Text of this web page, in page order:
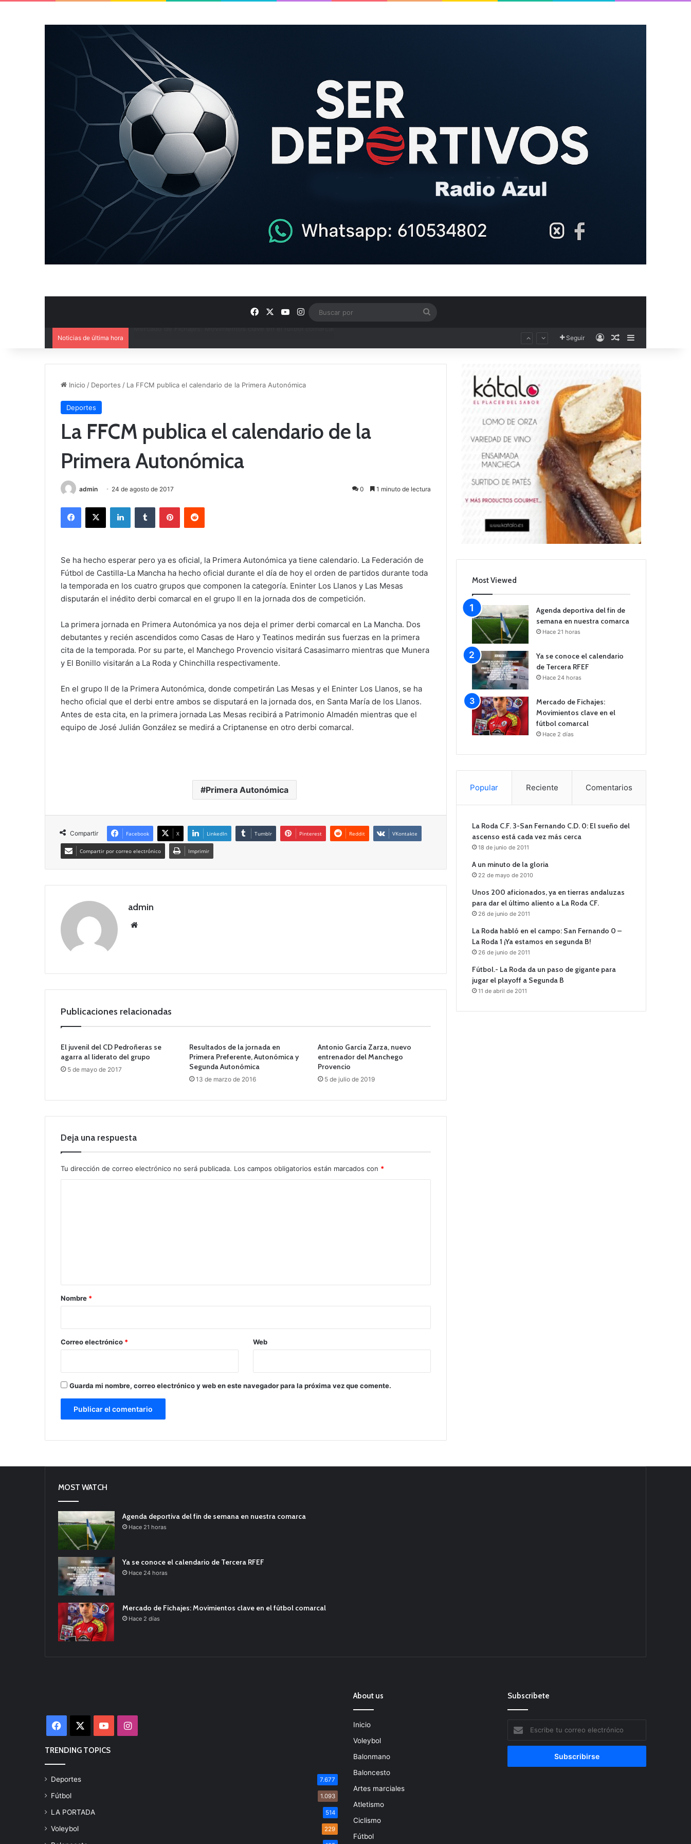
FacebookYouTube
Instagram
Noticias de última hora Seguir AccesoPublicación al
Inicio / Deportes / La FFCM publica el calendario de la Primera Autonómica
Deportes
La FFCM publica el calendario de la
Primera Autonómica
admin 24 de agosto de 2017 0 1 minuto de lectura
Se ha hecho esperar pero ya es oficial, la Primera Autonómica ya tiene calendario. La Federación de
Fútbol de Castilla-La Mancha ha hecho oficial durante el día de hoy el orden de partidos durante toda
la temporada en los cuatro grupos que componen la categoría. Eninter Los Llanos y Las Mesas
disputarán el inédito derbi comarcal en el grupo II en la jornada dos de competición.
La primera jornada en Primera Autonómica ya nos deja el primer derbi comarcal en La Mancha. Dos
debutantes y recién ascendidos como Casas de Haro y Teatinos medirán sus fuerzas en la primera
cita de la temporada. Por su parte, el Manchego Provencio visitará Casasimarro mientras que Munera
y El Bonillo visitarán a La Roda y Chinchilla respectivamente.
En el grupo II de la Primera Autonómica, donde competirán Las Mesas y el Eninter Los Llanos, se ha
hecho oficial que el derbi entre ambos se disputará en la jornada dos, en Santa María de los Llanos.
Antes de esta cita, en la primera jornada Las Mesas recibirá a Patrimonio Almadén mientras que el
equipo de José Julián González se medirá a Criptanense en otro derbi comarcal.
Primera Autonómica
Compartir Facebook X LinkedIn Tumblr Pinterest Reddit VKontakte
Compartir por correo electrónico Imprimir
admin
Publicaciones relacionadas
El juvenil del CD Pedroñeras se
agarra al liderato del grupo
5 de mayo de 2017
Resultados de la jornada en
Primera Preferente, Autonómica y
Segunda Autonómica
13 de marzo de 2016
Antonio García Zarza, nuevo
entrenador del Manchego
Provencio
5 de julio de 2019
Deja una respuesta
Tu dirección de correo electrónico no será publicada. Los campos obligatorios están marcados con *
r
*
Nombre *
Correo electrónico * Web
Guarda mi nombre, correo electrónico y web en este navegador para la próxima vez que comente.
Most Viewed
Agenda deportiva del fin de
semana en nuestra comarca
Hace 21 horas
Ya se conoce el calendario
de Tercera RFEF
Hace 24 horas
Mercado de Fichajes:
Movimientos clave en el
fútbol comarcal
Hace 2 días
Popular Reciente Comentarios
La Roda C.F. 3-San Fernando C.D. 0: El sueño del
ascenso está cada vez más cerca
18 de junio de 2011
A un minuto de la gloria
22 de mayo de 2010
Unos 200 aficionados, ya en tierras andaluzas
para dar el último aliento a La Roda CF.
26 de junio de 2011
La Roda habló en el campo: San Fernando 0 –
La Roda 1 ¡Ya estamos en segunda B!
26 de junio de 2011
Fútbol.- La Roda da un paso de gigante para
jugar el playoff a Segunda B
11 de abril de 2011
MOST WATCH
Agenda deportiva del fin de semana en nuestra comarca
Hace 21 horas
Ya se conoce el calendario de Tercera RFEF
Hace 24 horas
Mercado de Fichajes: Movimientos clave en el fútbol comarcal
Hace 2 días
Facebook YouTubeInstagram
TRENDING TOPICS
Deportes 7.677
Fútbol 1.093
LA PORTADA 514
Voleybol 229
About us
Inicio
Voleybol
Balonmano
Baloncesto
Artes marciales
Atletismo
Ciclismo
Fútbol
Subscribete
Escribe
tu
correo